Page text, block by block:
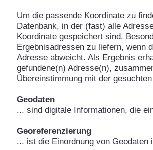
Um die passende Koordinate zu
Datenbank, in der (fast) alle
Koordinate gespeichert sind.
Ergebnisadressen zu liefern, wenn
Adresse abweicht. Als Ergebnis
gefundene(n) Adresse(n),
Übereinstimmung mit der
Geodaten
... sind digitale Informationen, die
Georeferenzierung
... ist die Einordnung von